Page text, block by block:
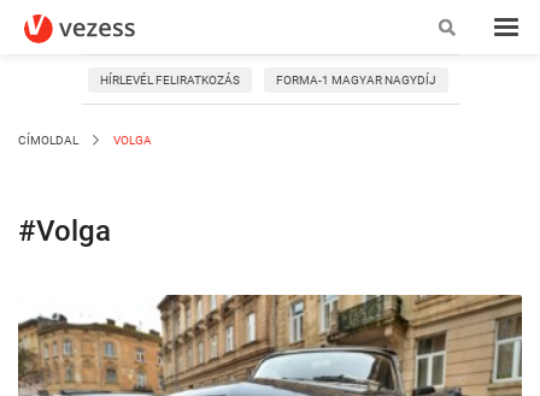
HÍRLEVÉL FELIRATKOZÁS FORMA-1 MAGYAR NAGYDÍJ
CÍMOLDAL VOLGA
#Volga